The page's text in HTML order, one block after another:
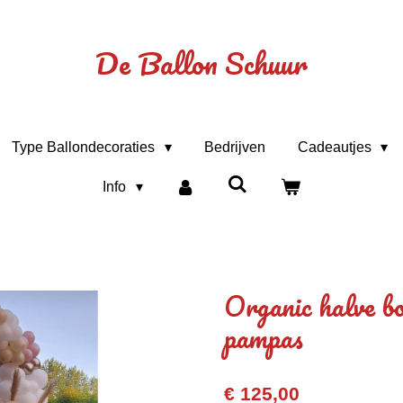
De Ballon Schuur
Type Ballondecoraties Bedrijven Cadeautjes
Info
Organic halve
pampas
€ 125,00